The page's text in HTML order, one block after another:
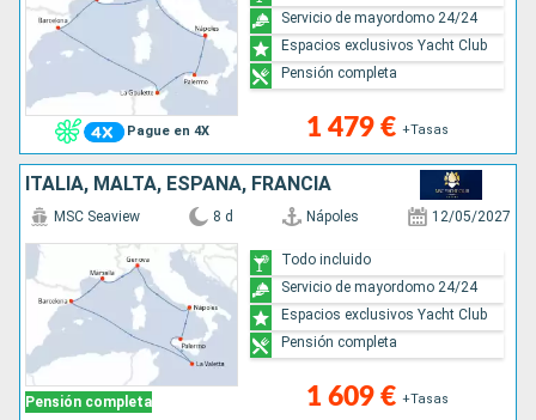
Pague en 4X 1 479 € +Tasas
Servicio de mayordomo 24/24
Espacios exclusivos Yacht Club
Pensión completa
ITALIA, MALTA, ESPAÑA, FRANCIA
Pensión completa
MSC Seaview 8 d Nápoles 12/05/2027
1 609 € +Tasas
Todo incluido
Servicio de mayordomo 24/24
Espacios exclusivos Yacht Club
Pensión completa